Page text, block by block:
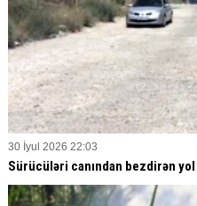
30 İyul 2026 22:03
Sürücüləri canından bezdirən yol